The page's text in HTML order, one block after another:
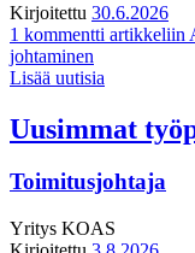
Kirjoitettu 30.6.2026
1 kommentti artikkeliin
johtaminen
Lisää uutisia
Uusimmat
Toimitusjohtaja
Yritys KOAS